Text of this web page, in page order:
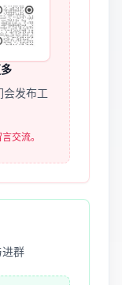
发布工
交流。
群